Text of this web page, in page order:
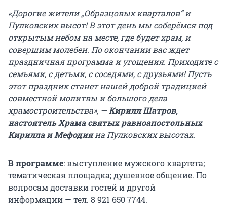
«Дорогие жители „Образцовых кварталов“ и
Пулковских высот! В этот день мы соберёмся под
открытым небом на месте, где будет храм, и
совершим молебен. По окончании вас ждет
праздничная программа и угощения. Приходите с
семьями, с детьми, с соседями, с друзьями! Пусть
этот праздник станет нашей доброй традицией
совместной молитвы и большого дела
храмостроительства», — Кирилл Шатров,
настоятель Храма святых равноапостольных
Кирилла и Мефодияна Пулковских высотах.
В программе: выступление мужского квартета;
тематическая площадка; душевное общение. По
вопросам доставки гостей и другой
информации — тел. 8 921 650 7744.